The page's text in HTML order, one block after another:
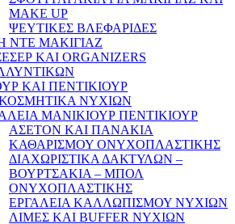
MAKE UP
ΨΕΥΤΙΚΕΣ ΒΛΕΦΑΡΙΔΕΣ
ΝΤΕ ΜΑΚΙΓΙΑΖ
ΚΑΙ ORGANIZERS
ΚΑΙ ΠΕΝΤΙΚΙΟΥΡ
ΝΥΧΙΩΝ
ΜΑΝΙΚΙΟΥΡ ΠΕΝΤΙΚΙΟΥΡ
ΑΣΕΤΟΝ ΚΑΙ ΠΑΝΑΚΙΑ
ΚΑΘΑΡΙΣΜΟΥ ΟΝΥΧΟΠΛΑΣΤΙΚΗΣ
ΔΙΑΧΩΡΙΣΤΙΚΑ ΔΑΚΤΥΛΩΝ –
ΒΟΥΡΤΣΑΚΙΑ – ΜΠΟΛ
ΟΝΥΧΟΠΛΑΣΤΙΚΗΣ
ΕΡΓΑΛΕΙΑ ΚΑΛΛΩΠΙΣΜΟΥ ΝΥΧΙΩΝ
ΛΙΜΕΣ ΚΑΙ BUFFER ΝΥΧΙΩΝ